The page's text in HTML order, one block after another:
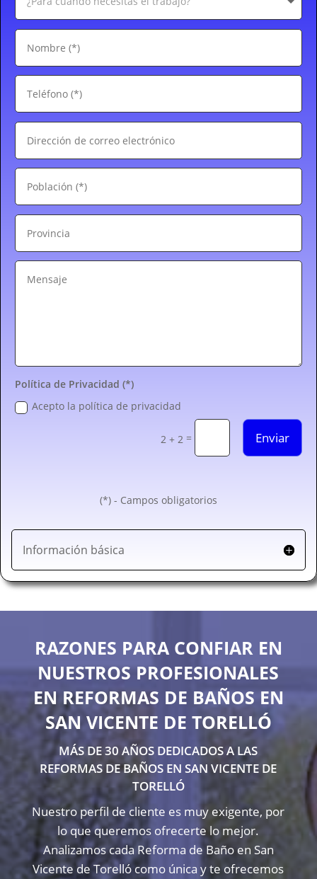
Política de Privacidad (*)
Acepto la política de privacidad
2 + 2 = Enviar
(*) - Campos obligatorios
Información básica
RAZONES PARA CONFIAR EN
NUESTROS PROFESIONALES
EN REFORMAS DE BAÑOS EN
SAN VICENTE DE TORELLÓ
MÁS DE 30 AÑOS DEDICADOS A LAS
REFORMAS DE BAÑOS EN SAN VICENTE DE
TORELLÓ
Nuestro perfil de cliente es muy exigente, por
lo que queremos ofrecerte lo mejor.
Analizamos cada Reforma de Baño en San
Vicente de Torelló como única y te ofrecemos